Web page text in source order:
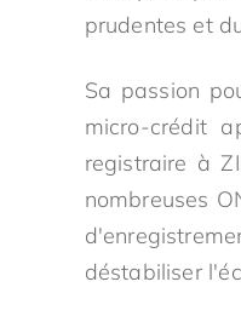
prudentes et
Sa passion
micro-crédit
registraire à
nombreuses
déstabiliser